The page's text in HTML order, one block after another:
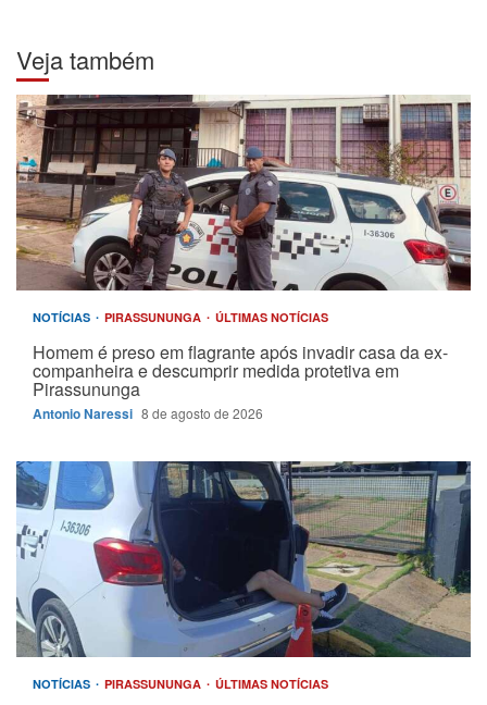
Veja também
NOTÍCIAS PIRASSUNUNGA ÚLTIMAS NOTÍCIAS
Homem é preso em flagrante após invadir casa da ex-
companheira e descumprir medida protetiva em
Pirassununga
Antonio Naressi 8 de agosto de 2026
NOTÍCIAS PIRASSUNUNGA ÚLTIMAS NOTÍCIAS